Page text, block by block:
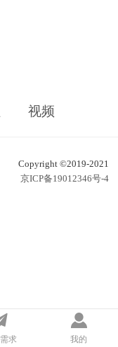
求 我的
视频
Copyright ©2019-2021
京ICP备19012346号-4